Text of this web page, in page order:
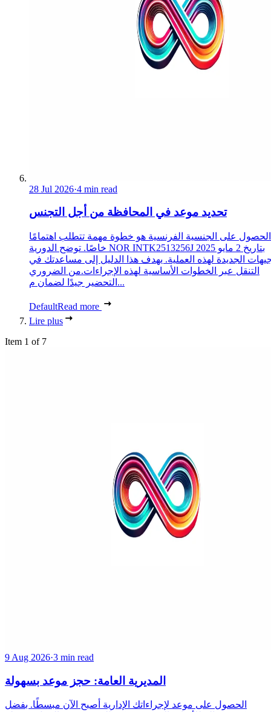
28 Jul 2026·4 min read
تحديد موعد في المحافظة من أجل التجنس
الحصول على الجنسية الفرنسية هو خطوة مهمة تتطلب اهتمامًا
خاصًا. توضح الدورية NOR INTK2513256J بتاريخ 2 مايو 2025
الجديدة لهذه العملية. يهدف هذا الدليل إلى مساعدتك في
التنقل عبر الخطوات الأساسية لهذه الإجراءات.من الضروري
التحضير جيدًا لضمان م...
DefaultRead more
Lire plus
Item 1 of 7
9 Aug 2026·3 min read
المديرية العامة: حجز موعد بسهولة
الحصول على موعد لإجراءاتك الإدارية أصبح الآن مبسطًا. بفضل